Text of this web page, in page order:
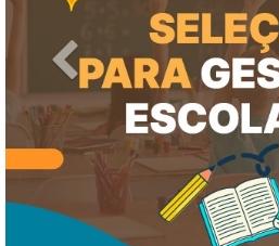
Previous